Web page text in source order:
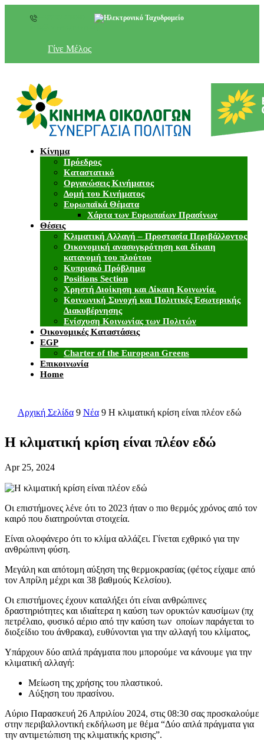
Γίνε Μέλος
Κίνημα
Πρόεδρος
Καταστατικό
Οργανώσεις Κινήματος
Δομή του Κινήματος
Ευρωπαϊκά Θέματα
Χάρτα των Ευρωπαίων Πρασίνων
Θέσεις
Κλιματική Αλλαγή – Προστασία Περιβάλλοντος
Οικονομική ανασυγκρότηση και δίκαιη
κατανομή του πλούτου
Κυπριακό Πρόβλημα
Positions Section
Χρηστή Διοίκηση και Δίκαιη Κοινωνία.
Κοινωνική Συνοχή και Πολιτικές Εσωτερικής
Διακυβέρνησης
Ενίσχυση Κοινωνίας των Πολιτών
Οικονομικές Καταστάσεις
EGP
Charter of the European Greens
Επικοινωνία
Home
Αρχική Σελίδα 9 Νέα 9 Η κλιματική κρίση είναι πλέον εδώ
Η κλιματική κρίση είναι πλέον εδώ
Apr 25, 2024
Οι επιστήμονες λένε ότι το 2023 ήταν ο πιο θερμός χρόνος από τον
καιρό που διατηρούνται στοιχεία.
Είναι ολοφάνερο ότι το κλίμα αλλάζει. Γίνεται εχθρικό για την
ανθρώπινη φύση.
Μεγάλη και απότομη αύξηση της θερμοκρασίας (φέτος είχαμε από
τον Απρίλη μέχρι και 38 βαθμούς Κελσίου).
Οι επιστήμονες έχουν καταλήξει ότι είναι ανθρώπινες
δραστηριότητες και ιδιαίτερα η καύση των ορυκτών καυσίμων (πχ
πετρέλαιο, φυσικό αέριο από την καύση των οποίων παράγεται το
διοξείδιο του άνθρακα), ευθύνονται για την αλλαγή του κλίματος,
Υπάρχουν δύο απλά πράγματα που μπορούμε να κάνουμε για την
κλιματική αλλαγή:
Μείωση της χρήσης του πλαστικού.
Αύξηση του πρασίνου.
Αύριο Παρασκευή 26 Απριλίου 2024, στις 08:30 σας προσκαλούμε
στην περιβαλλοντική εκδήλωση με θέμα “Δύο απλά πράγματα για
την αντιμετώπιση της κλιματικής κρισης”.